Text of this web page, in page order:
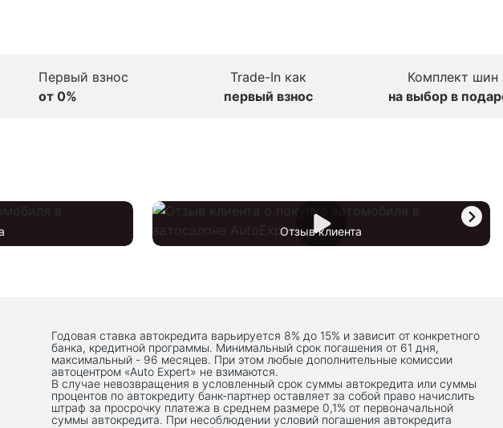
Первый взнос
от 0%
Trade-In как
первый взнос
Комплект шин
на выбор в
Отзыв клиента
Годовая ставка автокредита варьируется 8% до 15% и зависит от конкретного
банка, кредитной программы. Минимальный срок погашения от 61 дня,
максимальный - 96 месяцев. При этом любые дополнительные комиссии
автоцентром «Auto Expert» не взимаются.
В случае невозвращения в условленный срок суммы автокредита или суммы
процентов по автокредиту банк-партнер оставляет за собой право начислить
штраф за просрочку платежа в среднем размере 0,1% от первоначальной
суммы автокредита. При несоблюдении условий погашения автокредита